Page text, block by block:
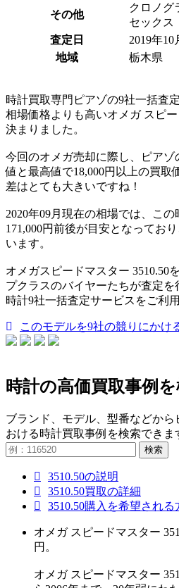
その他
クロノグ
セックス
査定日
2019年10
地域
栃木県
時計買取専門ピアゾの9社一括査
相場価格よりも高いオメガ スピ
決まりました。
今回のオメガ売却に際し、ピア
値と最高値で18,000円以上の買取
差はとても大きいですね！
2020年09月現在の相場では、こ
171,000円前後が目安となってお
います。
オメガスピードマスター 3510.50
プクラスのバイヤーたちが査定
時計9社一括査定サービスをご利
このモデルを9社の競りにかけ
時計の高価買取事例
ブランド、モデル、型番などか
おける時計買取事例を検索できま
検索
3510.50の説明
3510.50買取の詳細
3510.50購入を希望される
オメガ スピードマスター
円。
オメガ スピードマスター